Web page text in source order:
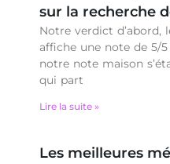
sur la recherche
Notre verdict d’abord,
affiche une note de 5/
notre note maison
qui part
Lire la suite »
Les meilleures